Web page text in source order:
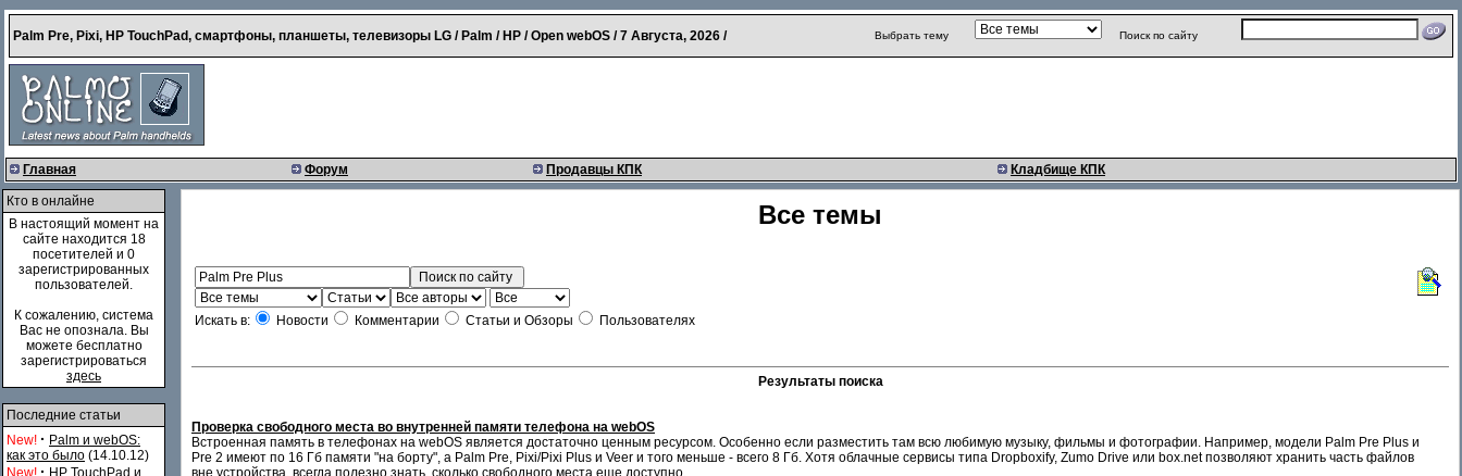
Palm Pre, Pixi, HP TouchPad, смартфоны, планшеты, телевизоры LG / Palm / HP / Open webOS /7 Августа, 2026 / Выбрать тему Поиск по сайту
Главная Форум Продавцы КПК Кладбище КПК
Кто в онлайне
В настоящий момент на
сайте находится 18
посетителей и 0
зарегистрированных
пользователей.
К сожалению, система
Вас не опознала. Вы
можете бесплатно
зарегистрироваться
здесь
Последние статьи
New! · Palm и webOS:
как это было (14.10.12)
New! · HP TouchPad и
Все темы
Искать в: Новости Комментарии Статьи и Обзоры Пользователях
Результаты поиска
Проверка свободного места во внутренней памяти телефона на webOS
Встроенная память в телефонах на webOS является достаточно ценным ресурсом. Особенно если разместить там всю любимую музыку, фильмы и фотографии. Например, модели Palm Pre Plus и
Pre 2 имеют по 16 Гб памяти "на борту", а Palm Pre, Pixi/Pixi Plus и Veer и того меньше - всего 8 Гб. Хотя облачные сервисы типа Dropboxify, Zumo Drive или box.net позволяют хранить часть файлов
вне устройства, всегда полезно знать, сколько свободного места еще доступно.